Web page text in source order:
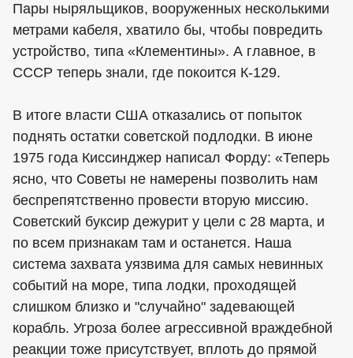
Пары ныряльщиков, вооруженных несколькими
метрами кабеля, хватило бы, чтобы повредить
устройство, типа «Клементины». А главное, в
СССР теперь знали, где покоится К-129.
В итоге власти США отказались от попыток
поднять остатки советской подлодки. В июне
1975 года Киссинджер написал Форду: «Теперь
ясно, что Советы не намерены позволить нам
беспрепятственно провести вторую миссию.
Советский буксир дежурит у цели с 28 марта, и
по всем признакам там и останется. Наша
система захвата уязвима для самых невинных
событий на море, типа лодки, проходящей
слишком близко и "случайно" задевающей
корабль. Угроза более агрессивной враждебной
реакции тоже присутствует, вплоть до прямой